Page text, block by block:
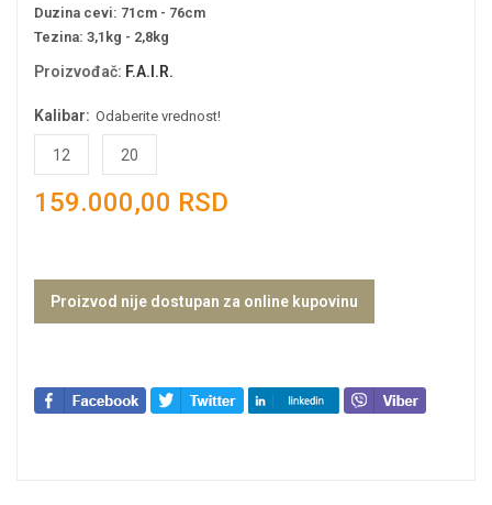
Duzina cevi: 71cm - 76cm
Tezina: 3,1kg - 2,8kg
Proizvođač: F.A.I.R.
Kalibar: Odaberite vrednost!
12 20
159.000,00 RSD
Proizvod nije dostupan za online kupovinu